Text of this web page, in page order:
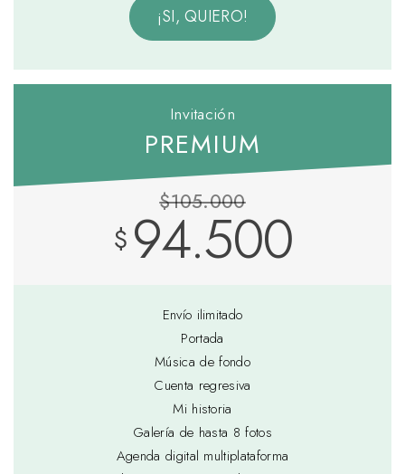
¡SI, QUIERO!
Invitación
PREMIUM
$105.000
$ 94.500
Envío ilimitado
Portada
Música de fondo
Cuenta regresiva
Mi historia
Galería de hasta 8 fotos
Agenda digital multiplataforma